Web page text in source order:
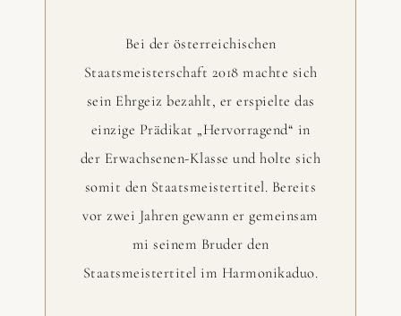
Bei der österreichischen
Staatsmeisterschaft 2018 machte sich
sein Ehrgeiz bezahlt, er erspielte das
einzige Prädikat „Hervorragend“ in
der Erwachsenen-Klasse und holte sich
somit den Staatsmeistertitel. Bereits
vor zwei Jahren gewann er gemeinsam
mi seinem Bruder den
Staatsmeistertitel im Harmonikaduo.